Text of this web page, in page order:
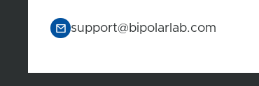
support@bipolarlab.com